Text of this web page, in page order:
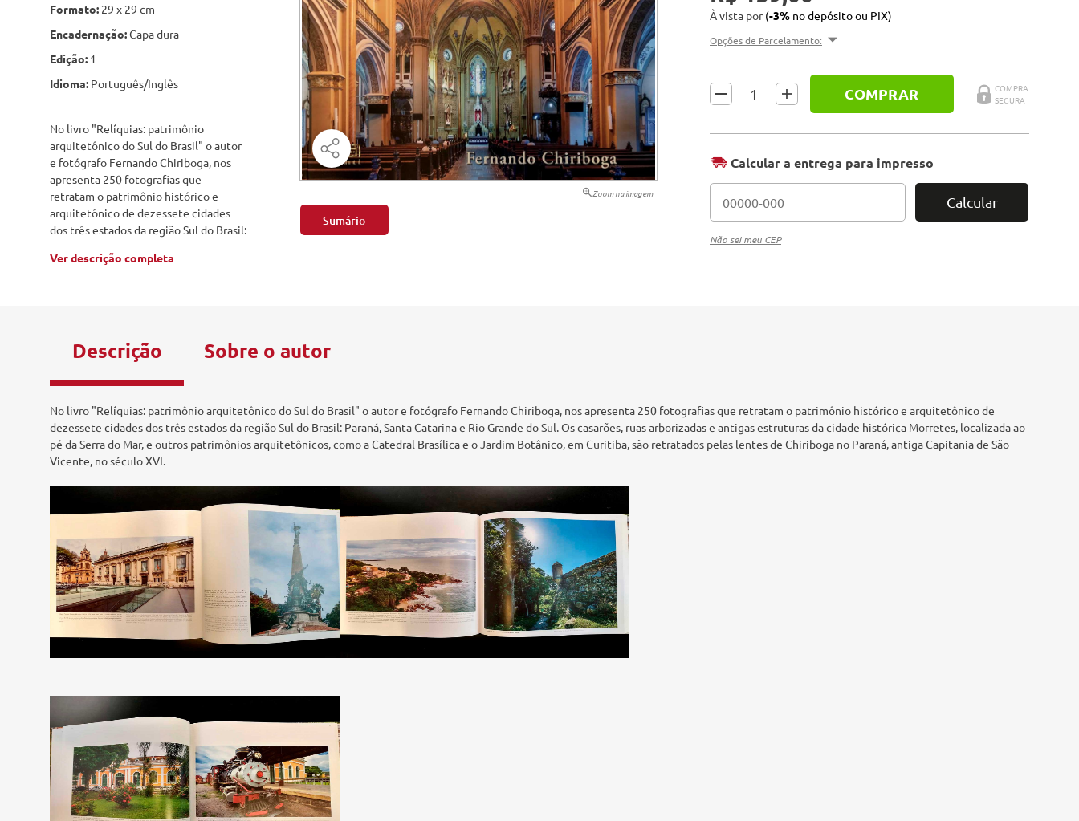
Pavimentação
Saneamento
Engenharia Metalúrgica
Exatas e Energia
Geociências
Geotecnologias
Literatura
Recursos Hídricos
Tecnologia e Inovação
Formato: 29 x 29 cm
Encadernação:Capa dura
Edição: 1
Idioma: Português/Inglês
No livro "Relíquias: patrimônio
arquitetônico do Sul do Brasil" o autor
e fotógrafo Fernando Chiriboga, nos
apresenta 250 fotografias que
retratam o patrimônio histórico e
arquitetônico de dezessete cidades
dos três estados da região Sul do Brasil:
Ver descrição completa
Zoom na imagem
Sumário
À vista por(-3% no depósito ou PIX)
Opções de Parcelamento:
COMPRAR
Calcular a entrega para impresso
Calcular
Não sei meu CEP
Descrição Sobre o autor
No livro "Relíquias: patrimônio arquitetônico do Sul do Brasil" o autor e fotógrafo Fernando Chiriboga, nos apresenta 250 fotografias que retratam o patrimônio histórico e arquitetônico de
dezessete cidades dos três estados da região Sul do Brasil: Paraná, Santa Catarina e Rio Grande do Sul. Os casarões, ruas arborizadas e antigas estruturas da cidade histórica Morretes, localizada ao
pé da Serra do Mar, e outros patrimônios arquitetônicos, como a Catedral Brasílica e o Jardim Botânico, em Curitiba, são retratados pelas lentes de Chiriboga no Paraná, antiga Capitania de São
Vicente, no século XVI.